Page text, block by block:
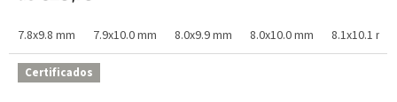
7.8x9.8 mm 7.9x10.0 mm 8.0x9.9 mm 8.0x10.0 mm 8.1x10.1 mm
Certificados